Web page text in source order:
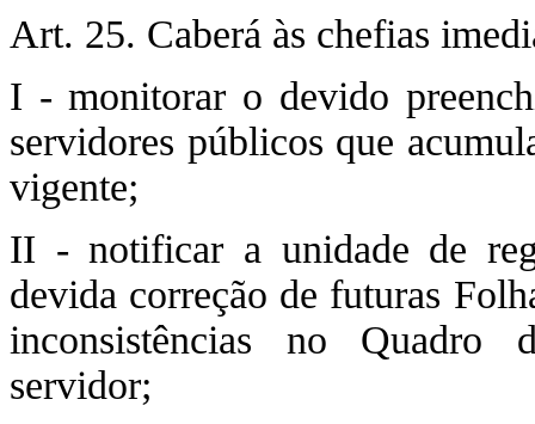
Art. 25. Caberá às chefias
I - monitorar o devido
servidores públicos que
vigente;
II - notificar a unidade de
devida correção de futuras
inconsistências no Quadro
servidor;